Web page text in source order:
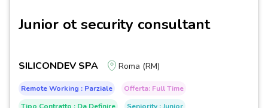
Junior ot security consultant
SILICONDEV SPA Roma (RM)
Remote Working : Parziale
Offerta: Full Time